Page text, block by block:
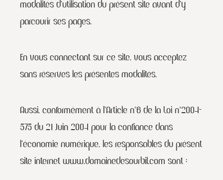
modalités d’utilisation du présent site avant d’y
parcourir ses pages.
En vous connectant sur ce site, vous acceptez
sans réserves les présentes modalités.
Aussi, conformément à l’Article n°6 de la Loi n°2004-
575 du 21 Juin 2004 pour la confiance dans
l’économie numérique, les responsables du présent
site internet www.domainedesourbil.com sont :